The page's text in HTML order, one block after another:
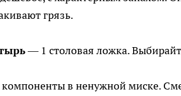
грязь.
— 1 столовая ложка.
в ненужной миске.